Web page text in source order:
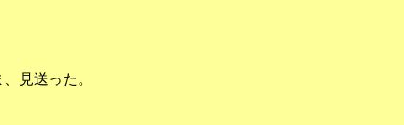
見送った。